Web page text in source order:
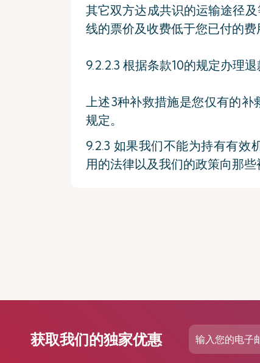
其它双方达成共识的运输途径
线的票价及收费低于您已付的
9.2.2.3 根据条款10的规定办理退
上述3种补救措施是您仅有的
规定。
9.2.3 如果我们不能为持有有
用的法律以及我们的政策向那些
获取我们的独家优惠